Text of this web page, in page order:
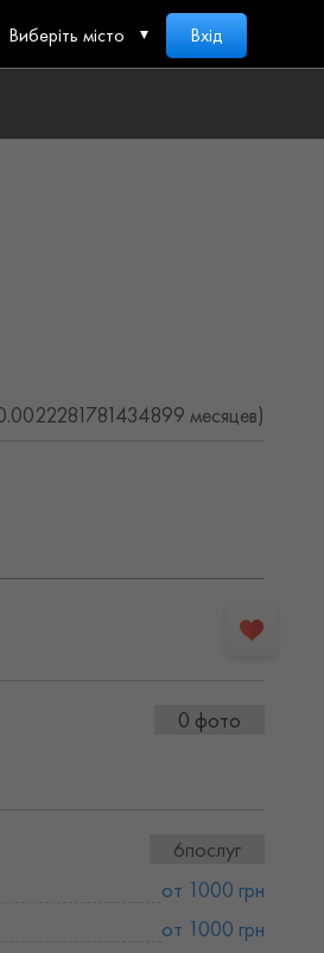
Виберіть місто Вхід
месяцев)
0 фото
6послуг
от 1000 грн
от 1000 грн